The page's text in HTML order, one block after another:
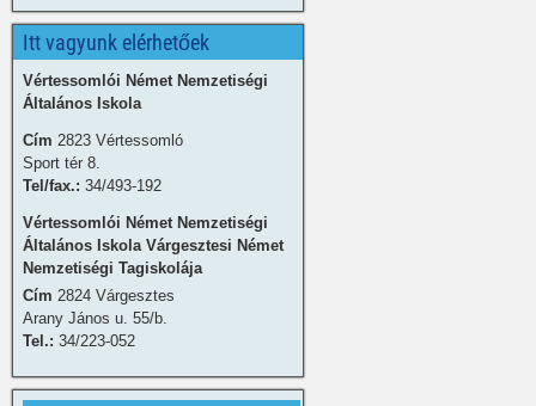
Itt vagyunk elérhetőek
Vértessomlói Német Nemzetiségi
Általános Iskola
Cím 2823 Vértessomló
Sport tér 8.
Tel/fax.: 34/493-192
Vértessomlói Német Nemzetiségi
Általános Iskola Várgesztesi Német
Nemzetiségi Tagiskolája
Cím 2824 Várgesztes
Arany János u. 55/b.
Tel.: 34/223-052